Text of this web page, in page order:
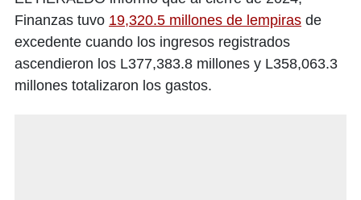
Finanzas tuvo 19,320.5 millones de lempiras de
excedente cuando los ingresos registrados
ascendieron los L377,383.8 millones y L358,063.3
millones totalizaron los gastos.